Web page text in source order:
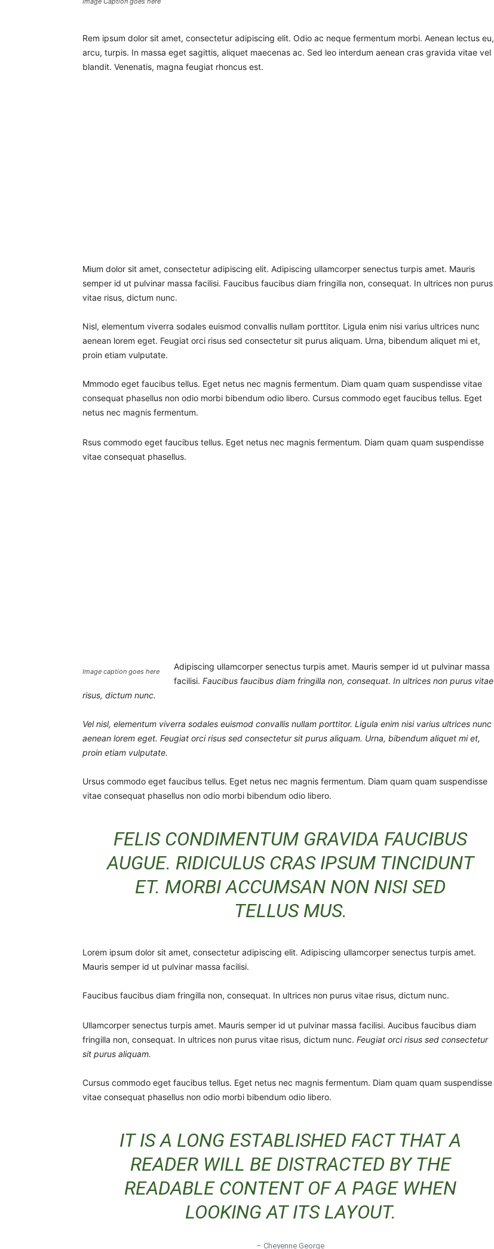
Rem ipsum dolor sit amet, consectetur adipiscing elit. Odio ac neque fermentum morbi. Aenean lectus eu,
arcu, turpis. In massa eget sagittis, aliquet maecenas ac. Sed leo interdum aenean cras gravida vitae vel
blandit. Venenatis, magna feugiat rhoncus est.
Mium dolor sit amet, consectetur adipiscing elit. Adipiscing ullamcorper senectus turpis amet. Mauris
semper id ut pulvinar massa facilisi. Faucibus faucibus diam fringilla non, consequat. In ultrices non purus
vitae risus, dictum nunc.
Nisl, elementum viverra sodales euismod convallis nullam porttitor. Ligula enim nisi varius ultrices nunc
aenean lorem eget. Feugiat orci risus sed consectetur sit purus aliquam. Urna, bibendum aliquet mi et,
proin etiam vulputate.
Mmmodo eget faucibus tellus. Eget netus nec magnis fermentum. Diam quam quam suspendisse vitae
consequat phasellus non odio morbi bibendum odio libero. Cursus commodo eget faucibus tellus. Eget
netus nec magnis fermentum.
Rsus commodo eget faucibus tellus. Eget netus nec magnis fermentum. Diam quam quam suspendisse
vitae consequat phasellus.
Image caption goes here
Adipiscing ullamcorper senectus turpis amet. Mauris semper id ut pulvinar massa
facilisi. Faucibus faucibus diam fringilla non, consequat. In ultrices non purus vitae
risus, dictum nunc.
Vel nisl, elementum viverra sodales euismod convallis nullam porttitor. Ligula enim nisi varius ultrices nunc
aenean lorem eget. Feugiat orci risus sed consectetur sit purus aliquam. Urna, bibendum aliquet mi et,
proin etiam vulputate.
Ursus commodo eget faucibus tellus. Eget netus nec magnis fermentum. Diam quam quam suspendisse
vitae consequat phasellus non odio morbi bibendum odio libero.
FELIS CONDIMENTUM GRAVIDA FAUCIBUS
AUGUE. RIDICULUS CRAS IPSUM TINCIDUNT
ET. MORBI ACCUMSAN NON NISI SED
TELLUS MUS.
Lorem ipsum dolor sit amet, consectetur adipiscing elit. Adipiscing ullamcorper senectus turpis amet.
Mauris semper id ut pulvinar massa facilisi.
Faucibus faucibus diam fringilla non, consequat. In ultrices non purus vitae risus, dictum nunc.
Ullamcorper senectus turpis amet. Mauris semper id ut pulvinar massa facilisi. Aucibus faucibus diam
fringilla non, consequat. In ultrices non purus vitae risus, dictum nunc. Feugiat orci risus sed consectetur
sit purus aliquam.
Cursus commodo eget faucibus tellus. Eget netus nec magnis fermentum. Diam quam quam suspendisse
vitae consequat phasellus non odio morbi bibendum odio libero.
IT IS A LONG ESTABLISHED FACT THAT A
READER WILL BE DISTRACTED BY THE
READABLE CONTENT OF A PAGE WHEN
LOOKING AT ITS LAYOUT.
– Cheyenne George